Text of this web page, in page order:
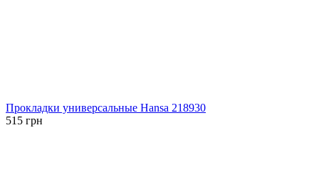
Прокладки универсальные Hansa 218930
515 грн